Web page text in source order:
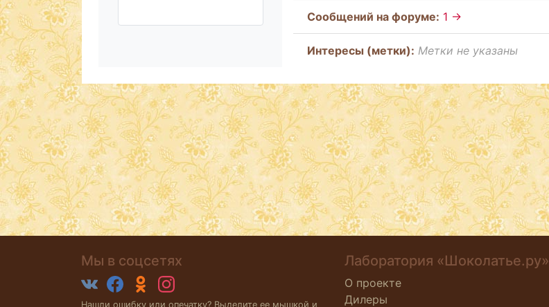
Cообщений на форуме: 1 →
Интересы (метки): Метки не указаны
Мы в соцсетях
Нашли ошибку или опечатку? Выделите ее мышкой и
Лаборатория «Шоколатье.ру»
О проекте
Дилеры